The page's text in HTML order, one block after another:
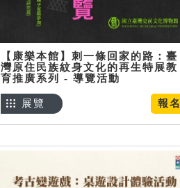
【康樂本館】刺一條回家的路：臺
灣原住民族紋身文化的再生特展教
育推廣系列 - 導覽活動
報名
展覽